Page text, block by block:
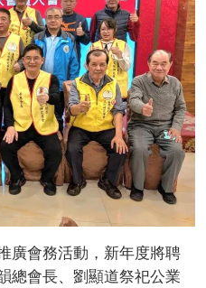
廣會務活動，新年度將聘
總會長、劉顯道祭祀公業